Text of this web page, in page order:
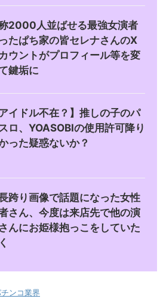
2000人並ばせる最強女演者
たぱち家の皆セレナさんのX
ウントがプロフィール等を変
鍵垢に
アイドル不在？】推しの子のパ
ロ、YOASOBIの使用許可降り
った疑惑ないか？
跨り画像で話題になった女性
さん、今度は来店先で他の演
んにお姫様抱っこをしていた
ンコ業界